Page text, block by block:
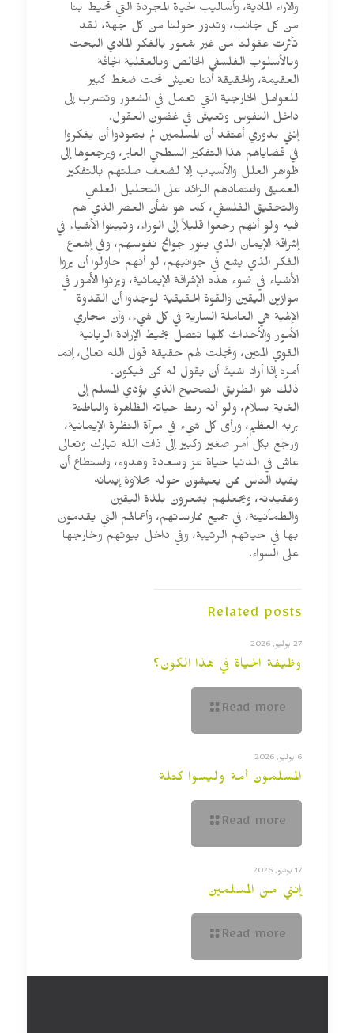
والآراء المادية، وأساليب الحياة المجردة التي تحيط بنا
من كل جانب، وتدور حولنا من كل جهة، لقد
تأثرت عقولنا من غير شعور بالفكر المادي البحت
وبالأسلوب الفلسفي الخالص وبالعقلية الجافة
العقيمة، والحقيقة أننا نعيش تحت ضغط كبير
للعوامل الخارجية التي تعمل في الشعور وتتسرب إلى
داخل النفوس وتعيش في غضون العقول.
إنني بدوري أعتقد أن المسلمين لم يتعودوا أن يفكروا
في قضاياهم هذا التفكير السطحي العابر، ويرجعوها إلى
ظواهر العلل والأسباب إلا لضعف صلتهم بالتفكير
العميق واعتمادهم الزائد على التحليل العلمي
والتحقيق الفلسفي، كما هو شأن العصر الذي هم
فيه ولو أنهم رجعوا قليلاً إلى الوراء، وتبينوا الأشياء في
إشراقة الإيمان الذي ينور جوانح نفوسهم، وفي إشعاع
الفكر الذي يشع في جوانبهم، لو أنهم حاولوا أن يروا
الأشياء في ضوء هذه الإشراقة الإيمانية، ويزنوا الأمور في
موازين اليقين والقوة الحقيقية لوجدوا أن القدوة
الإلهية هي العاملة السارية في كل شيء، وأن مجاري
الأمور والأحداث كلها تتصل بخيط الإرادة الربانية
القوي المتين، وتجلت لهم حقيقة قول الله تعالى، إنما
أمره إذا أراد شيئًا أن يقول له كن فيكون.
ذلك هو الطريق الصحيح الذي يؤدي المسلم إلى
الغاية بسلام، ولو أنه ربط حياته الظاهرة والباطنة
بربه العظيم، ورأى كل شيء في مرآة النظرة الإيمانية،
ورجع بكل أمر صغير وكبير إلى ذات الله تبارك وتعالى
عاش في الدنيا حياة عز وسعادة وهدوء، واستطاع أن
يفيد الناس ممن يعيشون حوله بحلاوة إيمانه
وعقيدته، ويجعلهم يشعرون بلذة اليقين
والطمأنينة، في جميع ممارساتهم، وأعمالهم التي يقدمون
بها في حياتهم الرتيبة، وفي داخل بيوتهم وخارجها
على السواء.
Related posts
27 يوليو, 2026
وظيفة الحياة في هذا الكون؟
Read more
6 يوليو, 2026
المسلمون أمة وليسوا كتلة
Read more
17 يونيو, 2026
إنني من المسلمين
Read more